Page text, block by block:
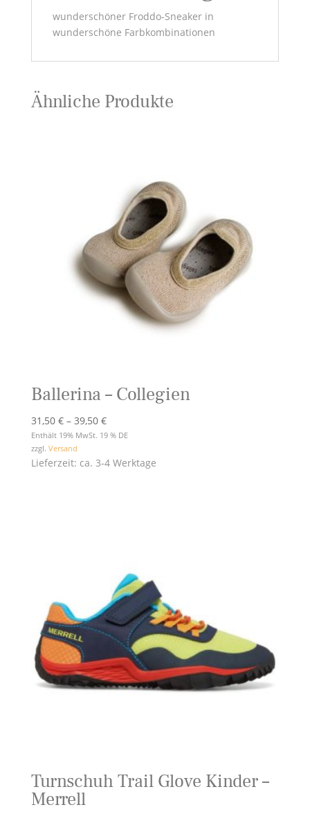
wunderschöner Froddo-Sneaker in
wunderschöne Farbkombinationen
Ähnliche Produkte
Ballerina – Collegien
31,50 € – 39,50 €Preisspanne:
31,50 €
39,50 €
Enthält 19% MwSt. 19 % DE
zzgl. Versand
Lieferzeit: ca. 3-4 Werktage
Turnschuh Trail Glove Kinder –
Merrell